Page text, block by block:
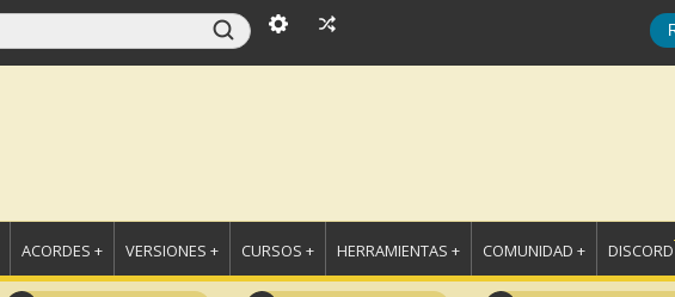
ACORDES + VERSIONES + CURSOS + HERRAMIENTAS + COMUNIDAD + DISCORD